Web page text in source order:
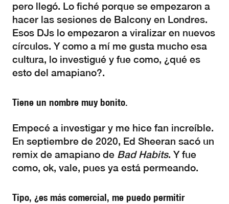
pero llegó. Lo fiché porque se empezaron a
hacer las sesiones de Balcony en Londres.
Esos DJs lo empezaron a viralizar en nuevos
círculos. Y como a mí me gusta mucho esa
cultura, lo investigué y fue como, ¿qué es
esto del amapiano?.
Tiene un nombre muy bonito.
Empecé a investigar y me hice fan increíble.
En septiembre de 2020, Ed Sheeran sacó un
remix de amapiano de Bad Habits. Y fue
como, ok, vale, pues ya está permeando.
Tipo, ¿es más comercial, me puedo permitir